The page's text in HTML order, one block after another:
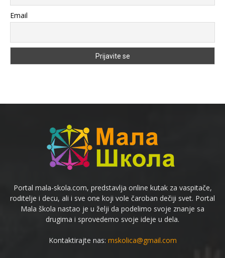
Email
Portal mala-skola.com, predstavlja online kutak za vaspitače,
roditelje i decu, ali i sve one koji vole čaroban dečiji svet. Portal
Mala škola nastao je u želji da podelimo svoje znanje sa
drugima i sprovedemo svoje ideje u dela.
Kontaktirajte nas: mskolica@gmail.com